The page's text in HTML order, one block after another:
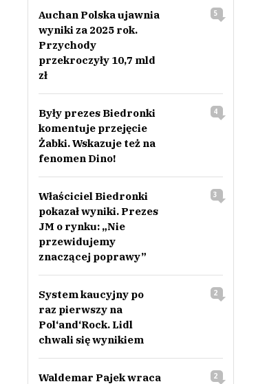
Auchan Polska ujawnia
wyniki za 2025 rok.
Przychody
przekroczyły 10,7 mld
zł
5
Były prezes Biedronki
komentuje przejęcie
Żabki. Wskazuje też na
fenomen Dino!
4
Właściciel Biedronki
pokazał wyniki. Prezes
JM o rynku: „Nie
przewidujemy
znaczącej poprawy”
3
System kaucyjny po
raz pierwszy na
Pol‘and‘Rock. Lidl
chwali się wynikiem
2
Waldemar Pajek wraca
2